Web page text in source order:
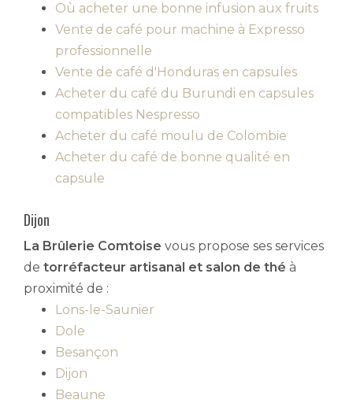
Où acheter une bonne infusion aux fruits
Vente de café pour machine à Expresso
professionnelle
Vente de café d'Honduras en capsules
Acheter du café du Burundi en capsules
compatibles Nespresso
Acheter du café moulu de Colombie
Acheter du café de bonne qualité en
capsule
Dijon
La Brûlerie Comtoise vous propose ses services
de torréfacteur artisanal et salon de thé à
proximité de :
Lons-le-Saunier
Dole
Besançon
Dijon
Beaune